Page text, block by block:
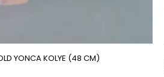
YONCA KOLYE (48 CM)